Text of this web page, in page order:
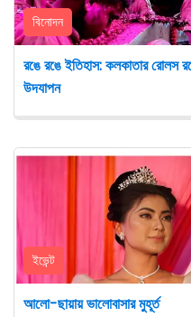
বিনোদন
রঙে রঙে ইতিহাস: কলকাতার রোলস
উদযাপন
ইভেন্ট
আলো-ছায়ায় ভালোবাসার মুহূর্ত